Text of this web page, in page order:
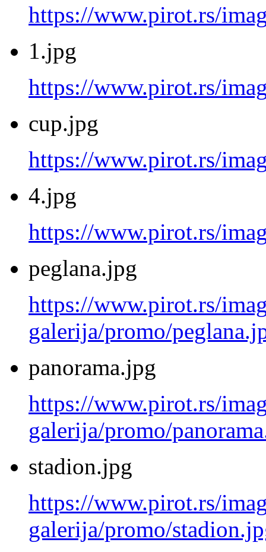
https://www.pirot.rs/
1.jpg
https://www.pirot.rs/
cup.jpg
https://www.pirot.rs/
4.jpg
https://www.pirot.rs/
peglana.jpg
https://www.pirot.rs/
galerija/promo/
panorama.jpg
https://www.pirot.rs/
galerija/promo/
stadion.jpg
https://www.pirot.rs/
galerija/promo/